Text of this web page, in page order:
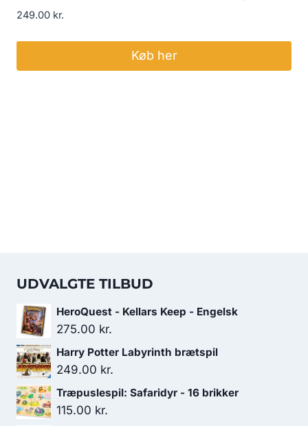
249.00 kr.
Køb her
UDVALGTE TILBUD
HeroQuest - Kellars Keep - Engelsk
275.00 kr.
Harry Potter Labyrinth brætspil
249.00 kr.
Træpuslespil: Safaridyr - 16 brikker
115.00 kr.